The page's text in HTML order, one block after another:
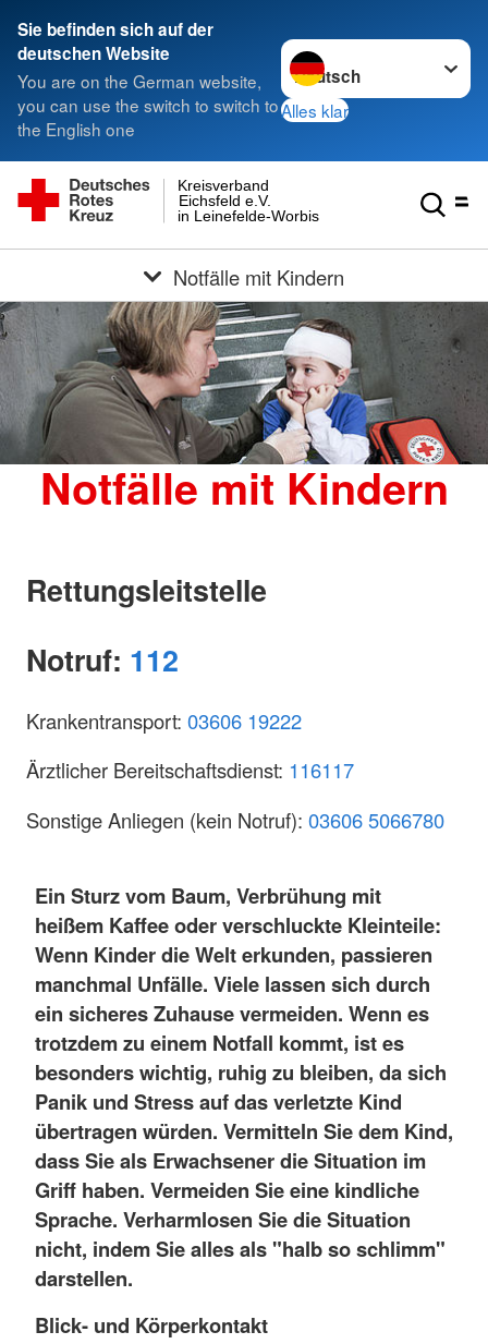
Sie befinden sich auf der
deutschen Website
You are on the German website,
you can use the switch to switch to
the English one
Sprache wechseln zu
Alles klar
in Leinefelde-Worbis
Eichsfeld e.V.
Kreisverband
Notfälle mit Kindern
Notfälle mit Kindern
Rettungsleitstelle
Notruf: 112
Krankentransport: 03606 19222
Ärztlicher Bereitschaftsdienst: 116117
Sonstige Anliegen (kein Notruf): 03606 5066780
Ein Sturz vom Baum, Verbrühung mit
heißem Kaffee oder verschluckte Kleinteile:
Wenn Kinder die Welt erkunden, passieren
manchmal Unfälle. Viele lassen sich durch
ein sicheres Zuhause vermeiden. Wenn es
trotzdem zu einem Notfall kommt, ist es
besonders wichtig, ruhig zu bleiben, da sich
Panik und Stress auf das verletzte Kind
übertragen würden. Vermitteln Sie dem Kind,
dass Sie als Erwachsener die Situation im
Griff haben. Vermeiden Sie eine kindliche
Sprache. Verharmlosen Sie die Situation
nicht, indem Sie alles als "halb so schlimm"
darstellen.
Blick- und Körperkontakt